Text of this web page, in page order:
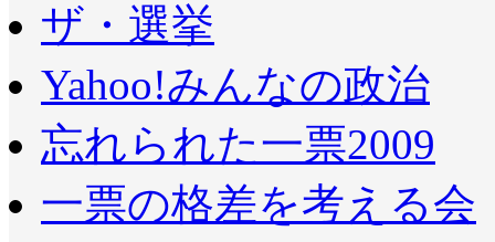
ザ・選挙
Yahoo!みんなの政治
忘れられた一票2009
一票の格差を考える会